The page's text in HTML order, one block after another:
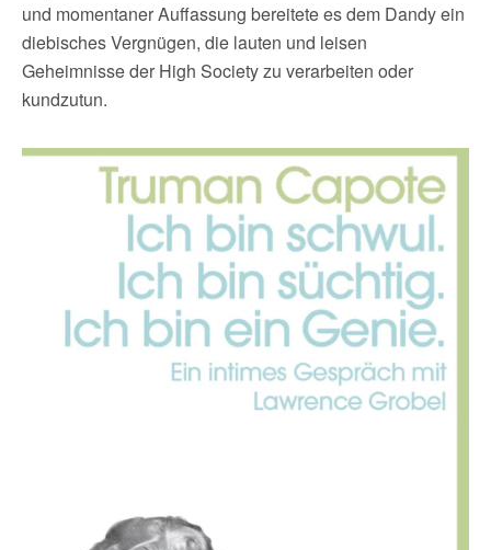
und momentaner Auffassung bereitete es dem Dandy ein
diebisches Vergnügen, die lauten und leisen
Geheimnisse der High Society zu verarbeiten oder
kundzutun.